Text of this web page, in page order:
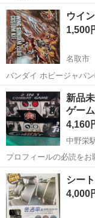
プラモデルになります。 中古品の為、外箱に傷み等有り、デカールに
宮城 仙台市 模
ウイ
1,500
名取市
バンダイ ホビージャパ
プラ整理の命令出たの
価格調整させていただ
宮城 名取市 模
新品
ゲーム
4,160
中野栄
プロフィールの必読を
ゲーム キャラクター玩
た。 ネットでも一切出
ていない玩具だと思いま
宮城 仙台市 中
シー
4,000